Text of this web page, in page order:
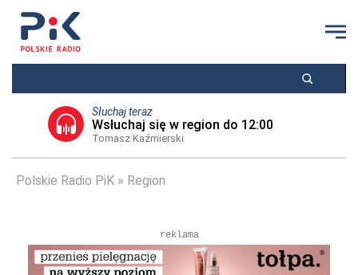
Słuchaj teraz
Wsłuchaj się w region do 12:00
Tomasz Kaźmierski
Polskie Radio PiK Region
reklama